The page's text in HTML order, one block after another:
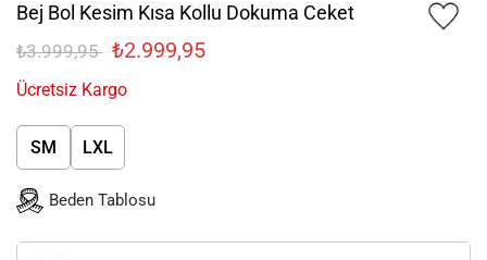
Bej Bol Kesim Kısa Kollu Dokuma Ceket
₺3.999,95 ₺2.999,95
Ücretsiz Kargo
SM LXL
Beden Tablosu